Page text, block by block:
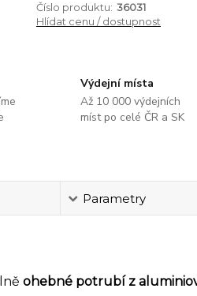
Číslo produktu: 36031
Hlídat cenu / dostupnost
Výdejní místa
Až 10 000 výdejních
míst po celé ČR a SK
Parametry
ohebné potrubí z